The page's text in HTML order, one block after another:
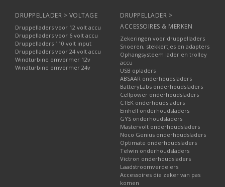
DRUPPELLADER > VOLTAGE
Druppelladers voor 12 volt accu
Druppelladers voor 6 volt accu
Druppelladers 110 volt input
Druppelladers voor 24 volt accu
Windturbine omvormer 12v
Windturbine omvormer 24v
DRUPPELLADER >
ACCESSOIRES & MERKEN
Zekeringen voor druppelladers
Snoeren, stekkertjes en adapters
Ophangsysteem lader en trolley
accu
USB opladers
ABSAAR onderhoudsladers
BatteryLabs onderhoudsladers
Cellpower onderhoudsladers
CTEK onderhoudsladers
Einhell onderhoudsladers
GYS onderhoudsladers
Mastervolt onderhoudsladers
Noco Genius onderhoudsladers
Optimate onderhoudsladers
Telwin onderhoudsladers
Victron onderhoudsladers
Laadstroomverdelers
Accessoires die zeker van pas
komen